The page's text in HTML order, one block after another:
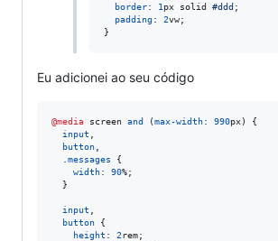
border: 1 px solid #ddd ;
padding: 2vw;
}
Eu adicionei ao seu código
@media screen and (max-width: 990px) {
input
button
messages {
width: 90%;
  }
input
button {
height : 2rem;